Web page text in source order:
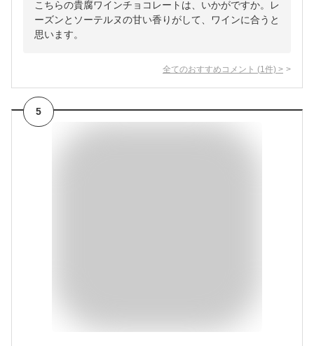
こちらの貴腐ワインチョコレートは、いかがですか。レ
ーズンとソーテルヌの甘い香りがして、ワインに合うと
思います。
全てのおすすめコメント (1 件) >
5